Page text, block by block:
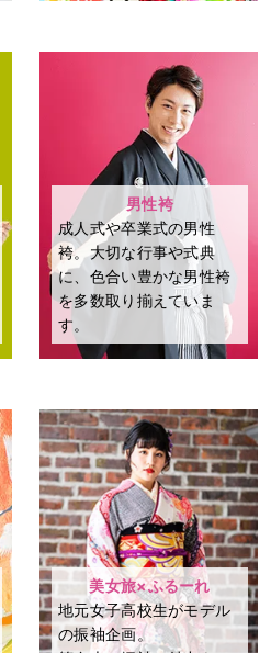
男性袴
成⼈式や卒業式の男性
袴。⼤切な⾏事や式典
に、⾊合い豊かな男性袴
を多数取り揃えていま
す。
美女旅×ふるーれ
地元女子高校生がモデル
の振袖企画。